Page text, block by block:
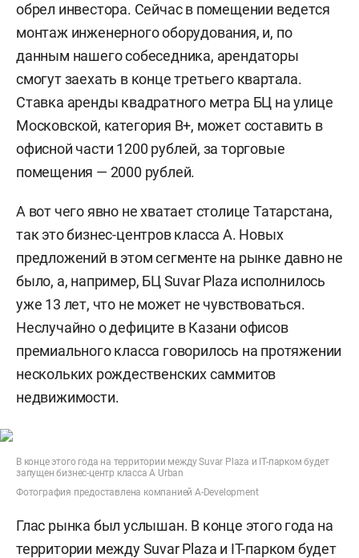
обрел инвестора. Сейчас в помещении ведется
монтаж инженерного оборудования, и, по
данным нашего собеседника, арендаторы
смогут заехать в конце третьего квартала.
Ставка аренды квадратного метра БЦ на улице
Московской, категория В+, может составить в
офисной части 1200 рублей, за торговые
помещения — 2000 рублей.
А вот чего явно не хватает столице Татарстана,
так это бизнес-центров класса А. Новых
предложений в этом сегменте на рынке давно не
было, а, например, БЦ Suvar Plaza исполнилось
уже 13 лет, что не может не чувствоваться.
Неслучайно о дефиците в Казани офисов
премиального класса говорилось на протяжении
нескольких рождественских саммитов
недвижимости.
В конце этого года на территории между Suvar Plaza и IT-парком будет
запущен бизнес-центр класса А Urban
Фотография предоставлена компанией A-Development
Глас рынка был услышан. В конце этого года на
территории между Suvar Plaza и IT-парком будет